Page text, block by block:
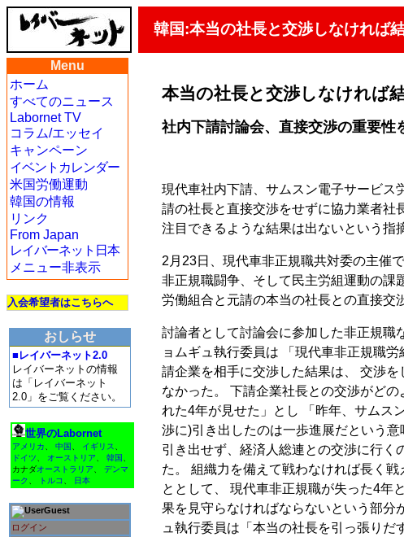
韓国:本当の社長と交渉しなければ
Menu
ホーム
すべてのニュース
Labornet TV
コラム/エッセイ
キャンペーン
イベントカレンダー
米国労働運動
韓国の情報
リンク
From Japan
レイバーネット日本
メニュー非表示
入会希望者はこちらへ
おしらせ
■レイバーネット2.0
レイバーネットの情報
は「レイバーネット
2.0」をご覧ください。
世界のLabornet
アメリカ 中国 イギリス
ドイツ
オーストリア 韓国
カナダオーストラリア
デンマ
ーク
トルコ 日本
Guest
ログイン
本当の社長と交渉しなければ
社内下請討論会、直接交渉の重要性
現代車社内下請、サムスン電子サービス
請の社長と直接交渉をせずに協力業者社
注目できるような結果は出ないという指
2月23日、現代車非正規職共対委の主催
非正規職闘争、そして民主労組運動の課
労働組合と元請の本当の社長との直接交
討論者として討論会に参加した非正規職
ョムギュ執行委員は 「現代車非正規職
請企業を相手に交渉した結果は、 交渉
なかった。 下請企業社長との交渉がど
れた4年が見せた」とし 「昨年、サムス
渉に)引き出したのは一歩進展だという
引き出せず、経済人総連との交渉に行
た。 組織力を備えて戦わなければ長く
ととして、 現代車非正規職が失った4年
果を見守らなければならないという部分
ュ執行委員は「本当の社長を引っ張り